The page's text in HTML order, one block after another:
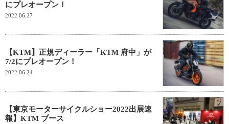
にプレオープン！
2022.06.27
【KTM】正規ディーラー「KTM 府中」が
7/2にプレオープン！
2022.06.24
【東京モーターサイクルショー2022出展速
報】KTM ブース